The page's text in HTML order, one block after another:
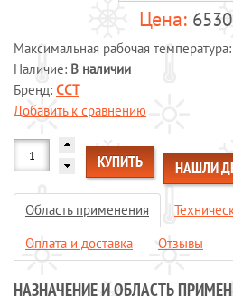
Системы обогрева пола
Специальные кабели
Системы защиты от протечек воды
Обогрев грунта
Отопление и водоснабжение
ОПЛАТА И ДОСТАВКА
КАЛЬКУЛЯТОР
КОНТАКТЫ
Максимальная рабочая температура:
Наличие: В наличии
Бренд: ССТ
Добавить к сравнению
КУПИТЬ НАШЛИ
Область применения
Оплата и доставка
Отзывы
НАЗНАЧЕНИЕ И ОБЛАСТЬ